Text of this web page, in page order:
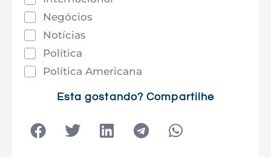
Negócios
Notícias
Política
Política Americana
Tecnologia
Esta gostando? Compartilhe